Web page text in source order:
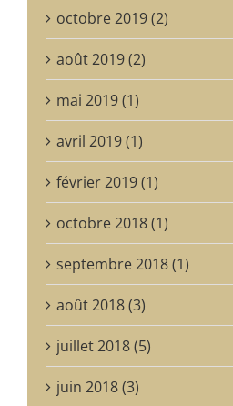
octobre 2019 (2)
août 2019 (2)
mai 2019 (1)
avril 2019 (1)
février 2019 (1)
octobre 2018 (1)
septembre 2018 (1)
août 2018 (3)
juillet 2018 (5)
juin 2018 (3)